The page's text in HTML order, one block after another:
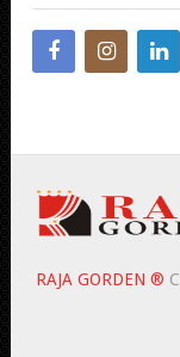
RAJA GORDEN ®